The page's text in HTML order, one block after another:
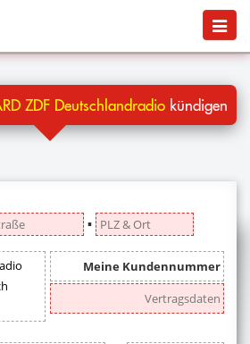
Menü
ZDF Deutschlandradio kündigen
▪